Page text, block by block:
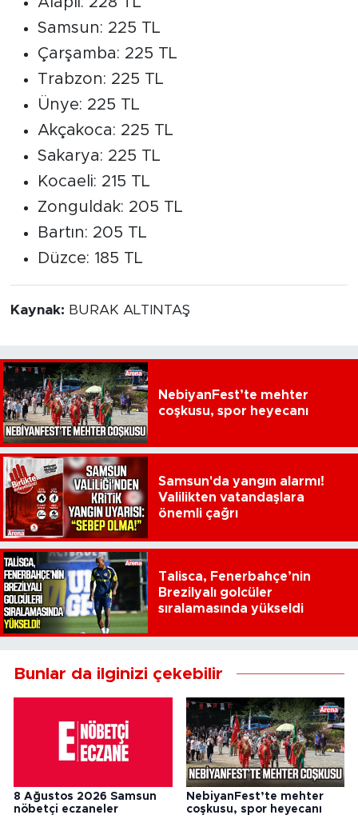
Samsun: 225 TL
Çarşamba: 225 TL
Trabzon: 225 TL
Ünye: 225 TL
Akçakoca: 225 TL
Sakarya: 225 TL
Kocaeli: 215 TL
Zonguldak: 205 TL
Bartın: 205 TL
Düzce: 185 TL
Kaynak: BURAK ALTINTAŞ
NebiyanFest’te mehter
coşkusu, spor heyecanı
Samsun'da yangın alarmı!
Valilikten vatandaşlara
önemli çağrı
Talisca, Fenerbahçe’nin
Brezilyalı golcüler
sıralamasında yükseldi
Bunlar da ilginizi çekebilir
8 Ağustos 2026 Samsun
nöbetçi eczaneler
NebiyanFest’te mehter
coşkusu, spor heyecanı